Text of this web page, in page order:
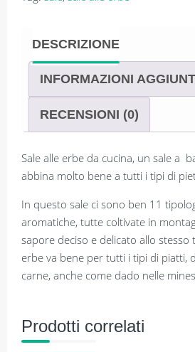
DESCRIZIONE
INFORMAZIONI
RECENSIONI (0)
Sale alle erbe da cucina, un sale a
abbina molto bene a tutti i tipi di
In questo sale ci sono ben 11
aromatiche, tutte coltivate in
sapore deciso e delicato allo stesso
erbe va bene per tutti i tipi di piatti,
carne, anche come dado nelle
Prodotti correlati